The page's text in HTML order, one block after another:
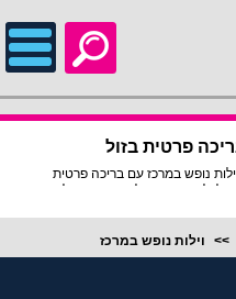
פרטית בזול
נופש במרכז עם בריכה פרטית
לכל כיס, חפשו למטה את הוילה
וילות נופש במרכז